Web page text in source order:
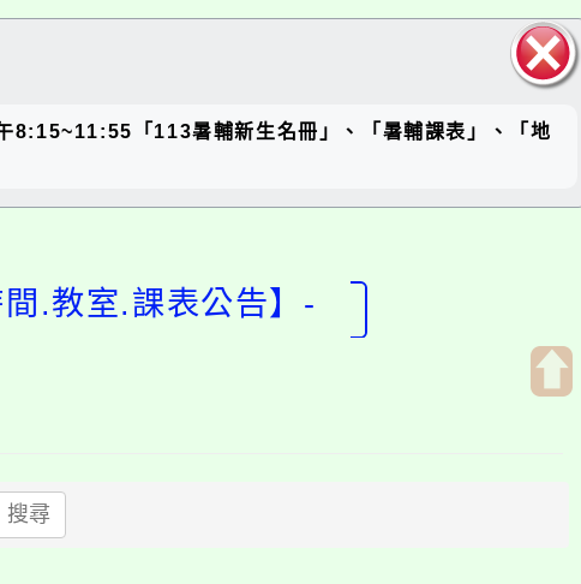
塊
「113暑輔新生名冊」、「暑輔課表」、「地
.教室.課表公告】-
搜尋